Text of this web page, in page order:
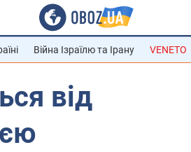
Війна Ізраїлю та Ірану VENETO
від